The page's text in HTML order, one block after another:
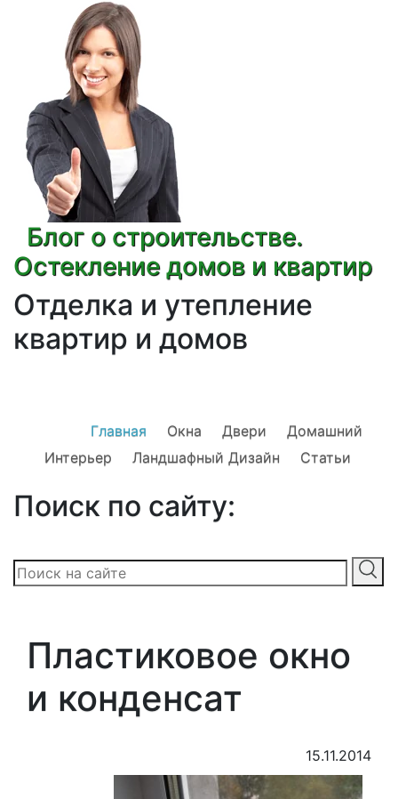
Блог о строительстве.
Остекление домов и квартир
Отделка и утепление
квартир и домов
Главная Окна Двери
Домашний
Интерьер
Ландшафный Дизайн Статьи
Поиск по сайту:
Пластиковое окно
и конденсат
15.11.2014